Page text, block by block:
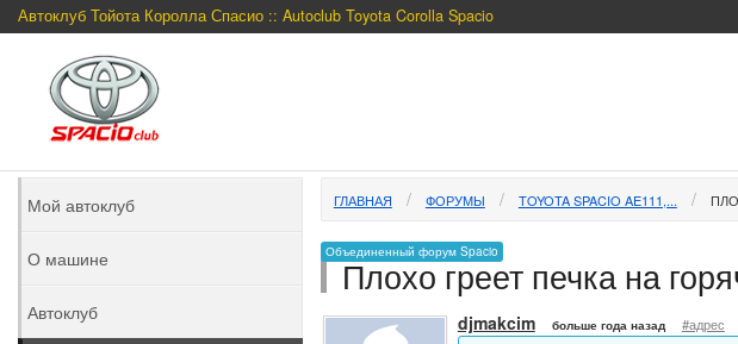
Автоклуб Тойота Королла Спасио :: Autoclub Toyota Corolla Spacio
ГЛАВНАЯ ФОРУМЫ TOYOTA SPACIO AE111,...
Объединенный форум Spacio
Плохо греет печка на
djmakcim больше года назад #адрес
Мой автоклуб
О машине
Автоклуб